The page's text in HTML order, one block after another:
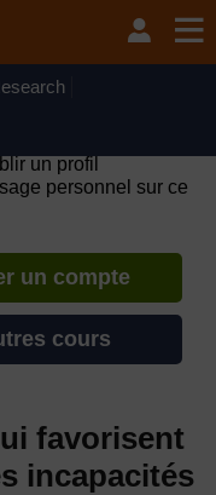
on Wednesday 12
due to routine
un profil
personnel sur ce
un compte
cours
favorisent
incapacités